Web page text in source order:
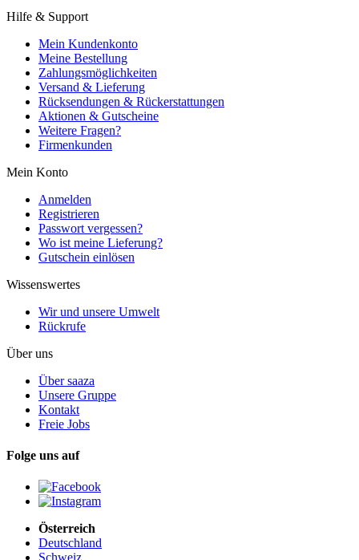
Hilfe & Support
Mein Kundenkonto
Meine Bestellung
Zahlungsmöglichkeiten
Versand & Lieferung
Rücksendungen & Rückerstattungen
Aktionen & Gutscheine
Weitere Fragen?
Firmenkunden
Mein Konto
Anmelden
Registrieren
Passwort vergessen?
Wo ist meine Lieferung?
Gutschein einlösen
Wissenswertes
Wir und unsere Umwelt
Rückrufe
Über uns
Über saaza
Unsere Gruppe
Kontakt
Freie Jobs
Folge uns auf
Österreich
Deutschland
Schweiz